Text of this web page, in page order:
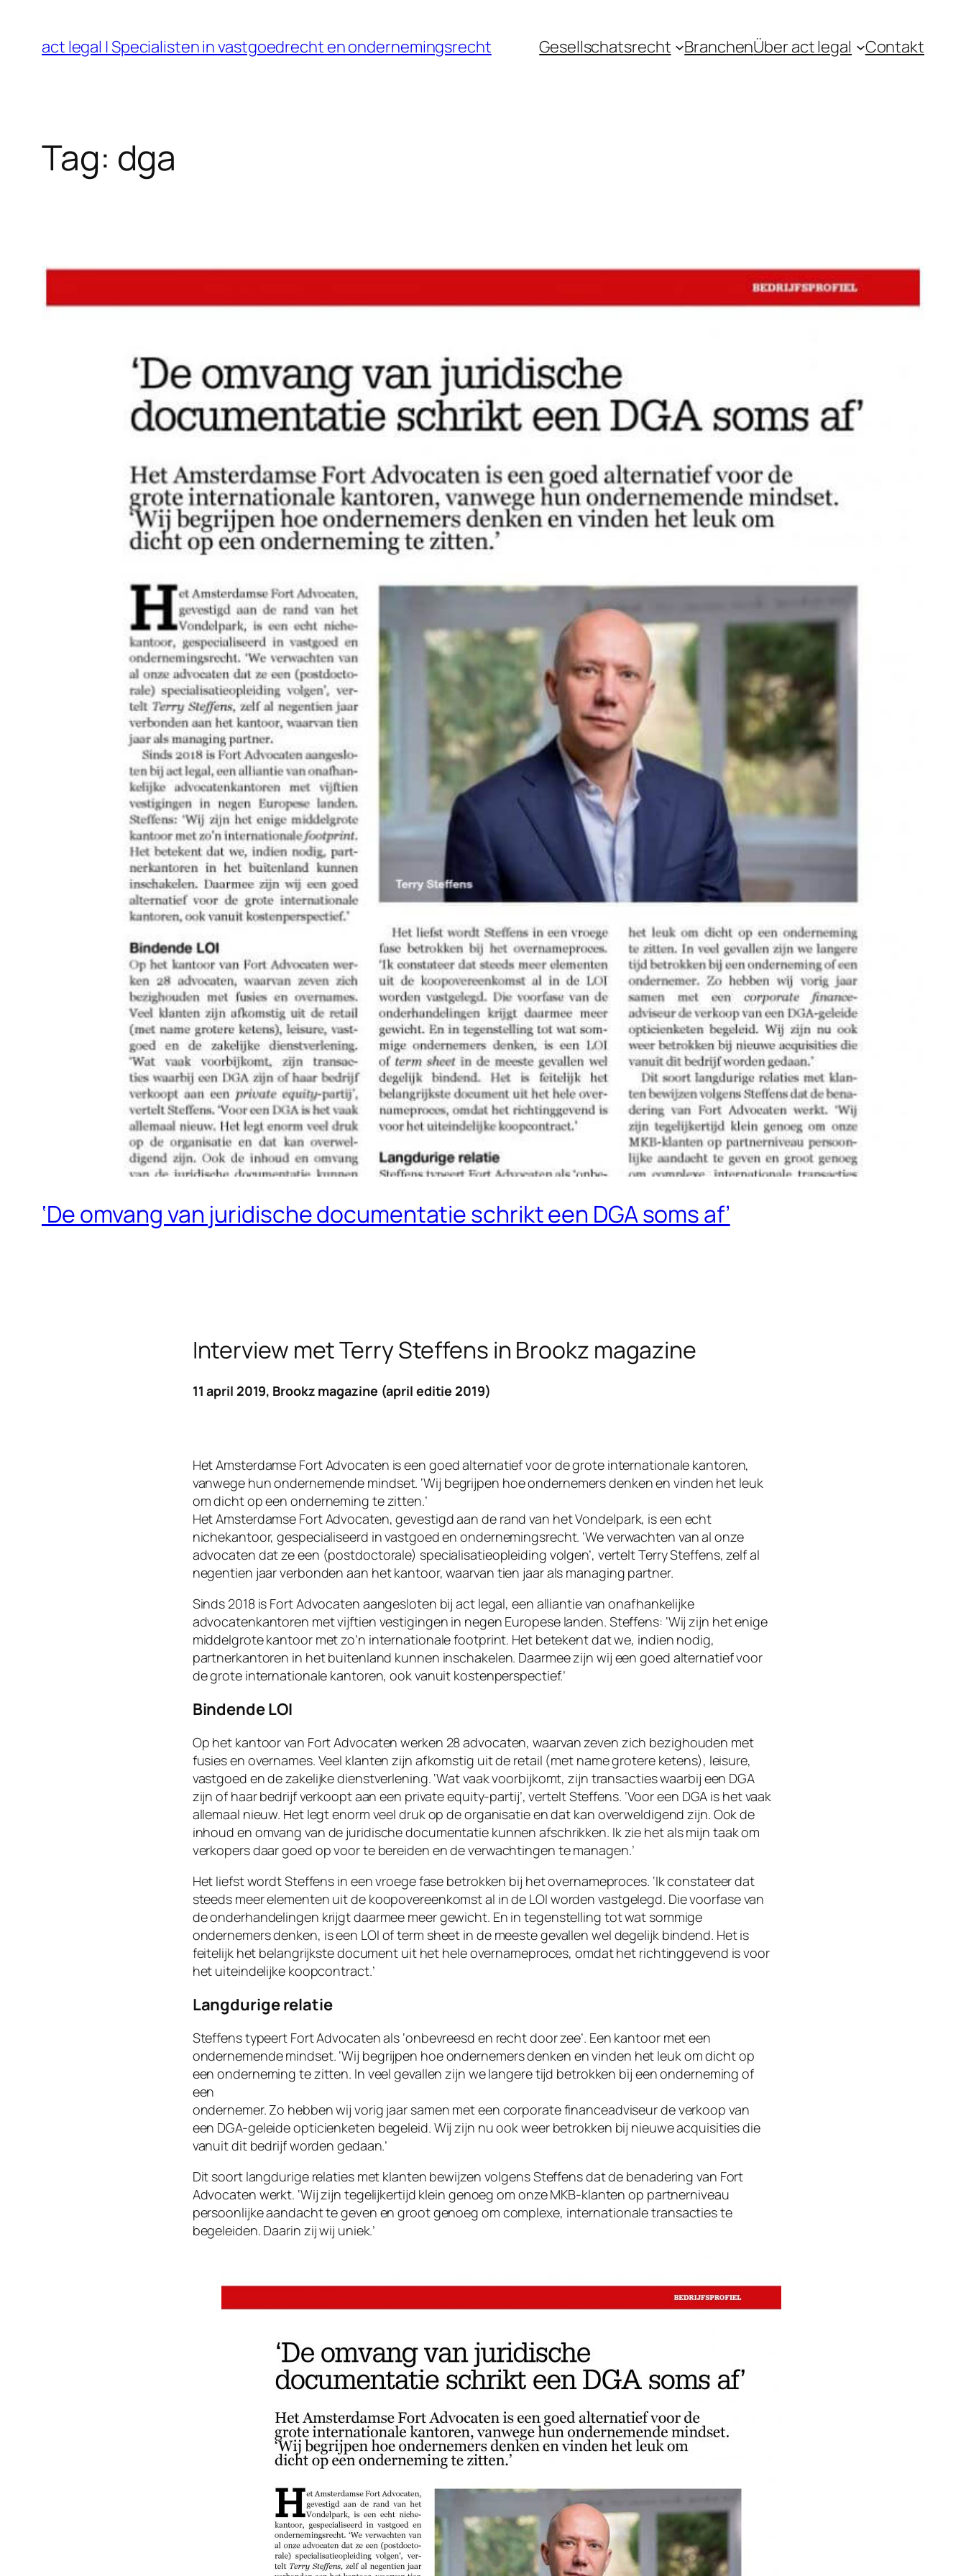
act legal | Specialisten in vastgoedrecht en ondernemingsrecht Gesellschatsrecht BranchenÜber act legal Contakt
Tag: dga
‘De omvang van juridische documentatie schrikt een DGA soms af’
Interview met Terry Steffens in Brookz magazine
11 april 2019, Brookz magazine (april editie 2019)
Het Amsterdamse Fort Advocaten is een goed alternatief voor de grote internationale kantoren,
vanwege hun ondernemende mindset. ‘Wij begrijpen hoe ondernemers denken en vinden het leuk
om dicht op een onderneming te zitten.’
Het Amsterdamse Fort Advocaten, gevestigd aan de rand van het Vondelpark, is een echt
nichekantoor, gespecialiseerd in vastgoed en ondernemingsrecht. ‘We verwachten van al onze
advocaten dat ze een (postdoctorale) specialisatieopleiding volgen’, vertelt Terry Steffens, zelf al
negentien jaar verbonden aan het kantoor, waarvan tien jaar als managing partner.
Sinds 2018 is Fort Advocaten aangesloten bij act legal, een alliantie van onafhankelijke
advocatenkantoren met vijftien vestigingen in negen Europese landen. Steffens: ‘Wij zijn het enige
middelgrote kantoor met zo’n internationale footprint. Het betekent dat we, indien nodig,
partnerkantoren in het buitenland kunnen inschakelen. Daarmee zijn wij een goed alternatief voor
de grote internationale kantoren, ook vanuit kostenperspectief.’
Bindende LOI
Op het kantoor van Fort Advocaten werken 28 advocaten, waarvan zeven zich bezighouden met
fusies en overnames. Veel klanten zijn afkomstig uit de retail (met name grotere ketens), leisure,
vastgoed en de zakelijke dienstverlening. ‘Wat vaak voorbijkomt, zijn transacties waarbij een DGA
zijn of haar bedrijf verkoopt aan een private equity-partij’, vertelt Steffens. ‘Voor een DGA is het vaak
allemaal nieuw. Het legt enorm veel druk op de organisatie en dat kan overweldigend zijn. Ook de
inhoud en omvang van de juridische documentatie kunnen afschrikken. Ik zie het als mijn taak om
verkopers daar goed op voor te bereiden en de verwachtingen te managen.’
Het liefst wordt Steffens in een vroege fase betrokken bij het overnameproces. ‘Ik constateer dat
steeds meer elementen uit de koopovereenkomst al in de LOI worden vastgelegd. Die voorfase van
de onderhandelingen krijgt daarmee meer gewicht. En in tegenstelling tot wat sommige
ondernemers denken, is een LOI of term sheet in de meeste gevallen wel degelijk bindend. Het is
feitelijk het belangrijkste document uit het hele overnameproces, omdat het richtinggevend is voor
het uiteindelijke koopcontract.’
Langdurige relatie
Steffens typeert Fort Advocaten als ‘onbevreesd en recht door zee’. Een kantoor met een
ondernemende mindset. ‘Wij begrijpen hoe ondernemers denken en vinden het leuk om dicht op
een onderneming te zitten. In veel gevallen zijn we langere tijd betrokken bij een onderneming of
een
ondernemer. Zo hebben wij vorig jaar samen met een corporate financeadviseur de verkoop van
een DGA-geleide opticienketen begeleid. Wij zijn nu ook weer betrokken bij nieuwe acquisities die
vanuit dit bedrijf worden gedaan.’
Dit soort langdurige relaties met klanten bewijzen volgens Steffens dat de benadering van Fort
Advocaten werkt. ‘Wij zijn tegelijkertijd klein genoeg om onze MKB-klanten op partnerniveau
persoonlijke aandacht te geven en groot genoeg om complexe, internationale transacties te
begeleiden. Daarin zij wij uniek.’